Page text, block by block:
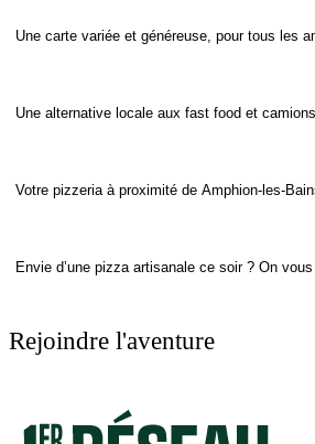
Une carte variée et généreuse, pour tous les
Une alternative locale aux fast food et
Votre pizzeria à proximité de Amphion-les-
Envie d’une pizza artisanale ce soir ? On
Rejoindre l'aventure